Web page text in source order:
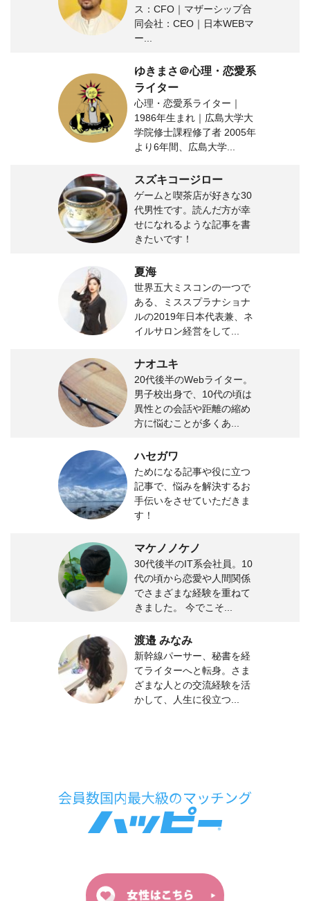
ス：CFO｜マザーシップ合
同会社：CEO｜日本WEBマ
ー...
ゆきまさ＠心理・恋愛系
ライター
心理・恋愛系ライター｜
1986年生まれ｜広島大学大
学院修士課程修了者 2005年
より6年間、広島大学...
スズキコージロー
ゲームと喫茶店が好きな30
代男性です。読んだ方が幸
せになれるような記事を書
きたいです！
夏海
世界五大ミスコンの一つで
ある、ミススプラナショナ
ルの2019年日本代表兼、ネ
イルサロン経営をして...
ナオユキ
20代後半のWebライター。
男子校出身で、10代の頃は
異性との会話や距離の縮め
方に悩むことが多くあ...
ハセガワ
ためになる記事や役に立つ
記事で、悩みを解決するお
手伝いをさせていただきま
す！
マケノノケノ
30代後半のIT系会社員。10
代の頃から恋愛や人間関係
でさまざまな経験を重ねて
きました。 今でこそ...
渡邉 みなみ
新幹線パーサー、秘書を経
てライターへと転身。さま
ざまな人との交流経験を活
かして、人生に役立つ...